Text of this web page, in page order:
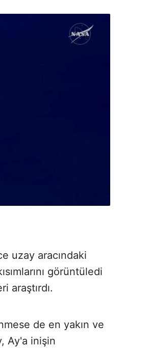
uzay aracındaki
görüntüledi
araştırdı.
de en yakın ve
Ay'a inişin